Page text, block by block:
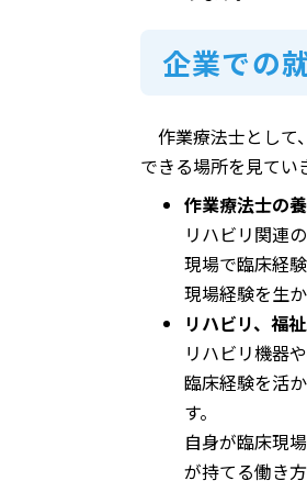
企業での
作業療法士として
できる場所を見てい
作業療法士の
リハビリ関連
現場で臨床経
現場経験を生
リハビリ、福
リハビリ機器
臨床経験を活
す。
自身が臨床現
が持てる働き方